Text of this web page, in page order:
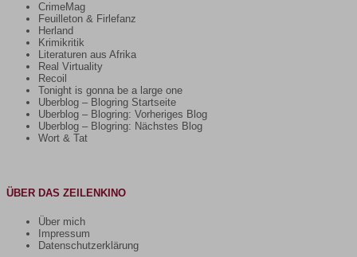
CrimeMag
Feuilleton & Firlefanz
Herland
Krimikritik
Literaturen aus Afrika
Real Virtuality
Recoil
Tonight is gonna be a large one
Uberblog – Blogring Startseite
Uberblog – Blogring: Vorheriges Blog
Uberblog – Blogring: Nächstes Blog
Wort & Tat
ÜBER DAS ZEILENKINO
Über mich
Impressum
Datenschutzerklärung